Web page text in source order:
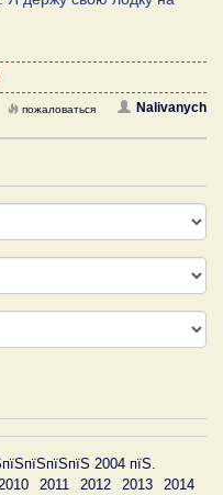
Nalivanych
пожаловаться
2004 пїЅ.
2011 2012 2013
2014